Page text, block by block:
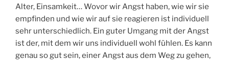
Alter, Einsamkeit… Wovor wir Angst haben, wie wir sie
empfinden und wie wir auf sie reagieren ist individuell
sehr unterschiedlich. Ein guter Umgang mit der Angst
ist der, mit dem wir uns individuell wohl fühlen. Es kann
genau so gut sein, einer Angst aus dem Weg zu gehen,